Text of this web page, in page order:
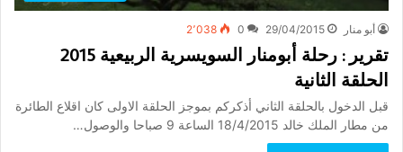
أبو منار 29/04/2015
0 2٬038
تقرير : رحلة أبومنار السويسرية الربيعية 2015
الحلقة الثانية
قبل الدخول بالحلقة الثاني أذكركم بموجز الحلقة الاولى كان اقلاع الطائرة
من مطار الملك خالد 18/4/2015 الساعة 9 صباحا والوصول…